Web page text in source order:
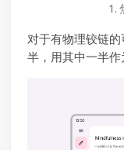
1.
对于有物理铰链
半，用其中一半作